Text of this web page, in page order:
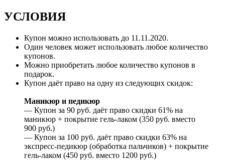
УСЛОВИЯ
Купон можно использовать до 11.11.2020.
Один человек может использовать любое количество
купонов.
Можно приобретать любое количество купонов в
подарок.
Купон даёт право на одну из следующих скидок:
Маникюр и педикюр
— Купон за 90 руб. даёт право скидки 61% на
маникюр + покрытие гель-лаком (350 руб. вместо
900 руб.)
— Купон за 100 руб. даёт право скидки 63% на
экспресс-педикюр (обработка пальчиков) + покрытие
гель-лаком (450 руб. вместо 1200 руб.)